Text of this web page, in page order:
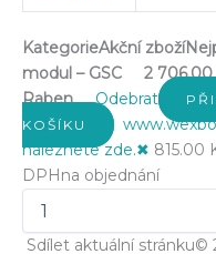
KategorieAkční zboží
modul – GSC
2 706.00
Raben
Odebrat
KOŠÍKU
naleznete zde.✖ 815.00
DPH na objednání
Sdílet aktuální stránku©